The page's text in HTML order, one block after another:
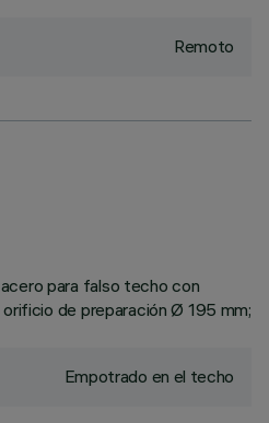
Remoto
para falso techo con
de preparación Ø 195 mm;
Empotrado en el techo